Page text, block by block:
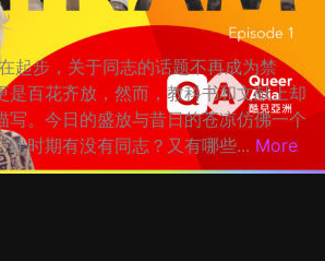
起步，关于同志的话题不再成为禁
是百花齐放，然而，教科书和文献上却
写。今日的盛放与昔日的苍凉仿佛一个
建时期有没有同志？又有哪些... More